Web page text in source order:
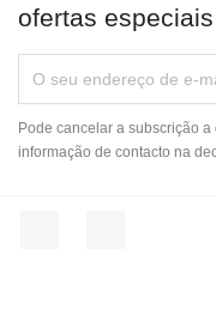
ofertas especiais
Pode cancelar a subscrição
informação de contacto na